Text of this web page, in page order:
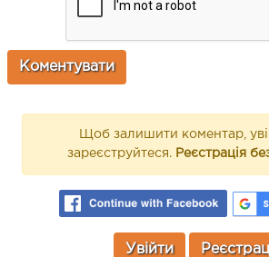
Щоб залишити коментар,
зареєструйтеся. Реєстрація
Увійти